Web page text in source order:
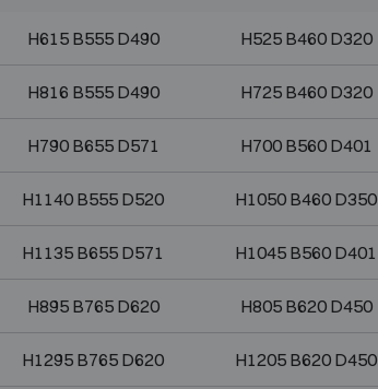
H615 B555 D490 H525 B460 D320
H816 B555 D490 H725 B460 D320
H790 B655 D571 H700 B560 D401
H1140 B555 D520 H1050 B460 D350
H1135 B655 D571 H1045 B560 D401
H895 B765 D620 H805 B620 D450
H1295 B765 D620 H1205 B620 D450